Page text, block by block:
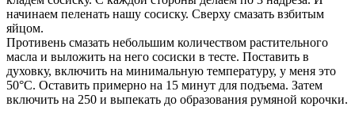
начинаем пеленать нашу сосиску. Сверху смазать взбитым
яйцом.
Противень смазать небольшим количеством растительного
масла и выложить на него сосиски в тесте. Поставить в
духовку, включить на минимальную температуру, у меня это
50°С. Оставить примерно на 15 минут для подъема. Затем
включить на 250 и выпекать до образования румяной корочки.